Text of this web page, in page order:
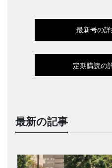
最新号の
定期購読の
最新の記事